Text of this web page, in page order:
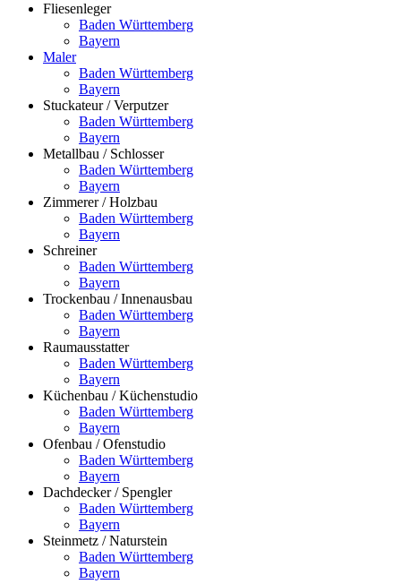
Fliesenleger
Baden Württemberg
Bayern
Maler
Baden Württemberg
Bayern
Stuckateur / Verputzer
Baden Württemberg
Bayern
Metallbau / Schlosser
Baden Württemberg
Bayern
Zimmerer / Holzbau
Baden Württemberg
Bayern
Schreiner
Baden Württemberg
Bayern
Trockenbau / Innenausbau
Baden Württemberg
Bayern
Raumausstatter
Baden Württemberg
Bayern
Küchenbau / Küchenstudio
Baden Württemberg
Bayern
Ofenbau / Ofenstudio
Baden Württemberg
Bayern
Dachdecker / Spengler
Baden Württemberg
Bayern
Steinmetz / Naturstein
Baden Württemberg
Bayern